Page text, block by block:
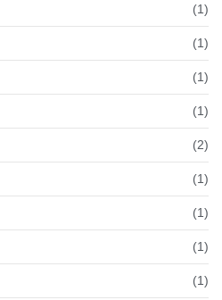
(1)
(1)
(1)
(1)
(2)
(1)
(1)
(1)
(1)